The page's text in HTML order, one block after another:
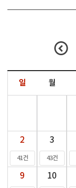
일 월
2
41건
3
43건
9 10